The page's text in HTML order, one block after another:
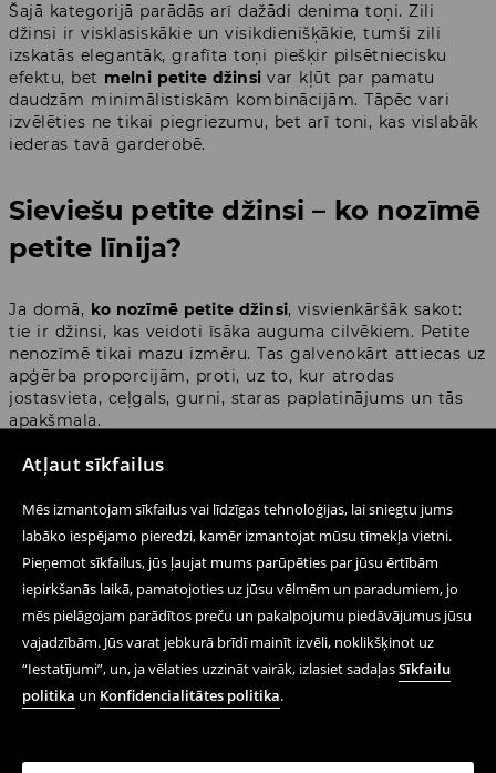
Atļaut sīkfailus
Mēs izmantojam sīkfailus vai līdzīgas tehnoloģijas, lai sniegtu jums
labāko iespējamo pieredzi, kamēr izmantojat mūsu tīmekļa vietni.
Pieņemot sīkfailus, jūs ļaujat mums parūpēties par jūsu ērtībām
iepirkšanās laikā, pamatojoties uz jūsu vēlmēm un paradumiem, jo
mēs pielāgojam parādītos preču un pakalpojumu piedāvājumus jūsu
vajadzībām. Jūs varat jebkurā brīdī mainīt izvēli, noklikšķinot uz
“Iestatījumi”, un, ja vēlaties uzzināt vairāk, izlasiet sadaļasSīkfailu
politika un Konfidencialitātes politika.
Šajā kategorijā parādās arī dažādi denima toņi. Zili
džinsi ir visklasiskākie un visikdienišķākie, tumši zili
izskatās elegantāk, grafīta toņi piešķir pilsētniecisku
efektu, bet melni petite džinsivar kļūt par pamatu
daudzām minimālistiskām kombinācijām. Tāpēc vari
izvēlēties ne tikai piegriezumu, bet arī toni, kas vislabāk
iederas tavā garderobē.
Sieviešu petite džinsi – ko nozīmē
petite līnija?
Ja domā, ko nozīmē petite džinsi, visvienkāršāk sakot:
tie ir džinsi, kas veidoti īsāka auguma cilvēkiem. Petite
nenozīmē tikai mazu izmēru. Tas galvenokārt attiecas uz
apģērba proporcijām, proti, uz to, kur atrodas
jostasvieta, ceļgals, gurni, staras paplatinājums un tās
apakšmala.
Tas ir īpaši svarīgi piegriezumos ar izteiktu konstrukciju.
vizuāli noslogot siluetu. Kļoša un bootcut modeļos
paplatinājumam jāsākas pareizajā vietā. Modeļos ar
zemu jostasvietu visam tēlam jāizskatās apzināti, nevis
kā biksēm, kas izvēlētas nepareizā garumā. Tieši tāpēc
sieviešu petite džinsi
var būt praktiska izvēle, ja
klasiskajiem modeļiem bieži nepieciešamas korekcijas.
Labi piemeklēti petite džinsi palīdz arī izvairīties no
nejauša “pārāk lielu bikšu” efekta. Staras nav jāatloka, un
daudz.